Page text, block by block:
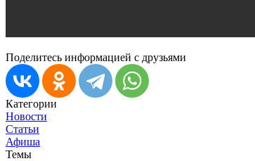
Поделитесь информацией с друзьями
Категории
Новости
Статьи
Афиша
Темы